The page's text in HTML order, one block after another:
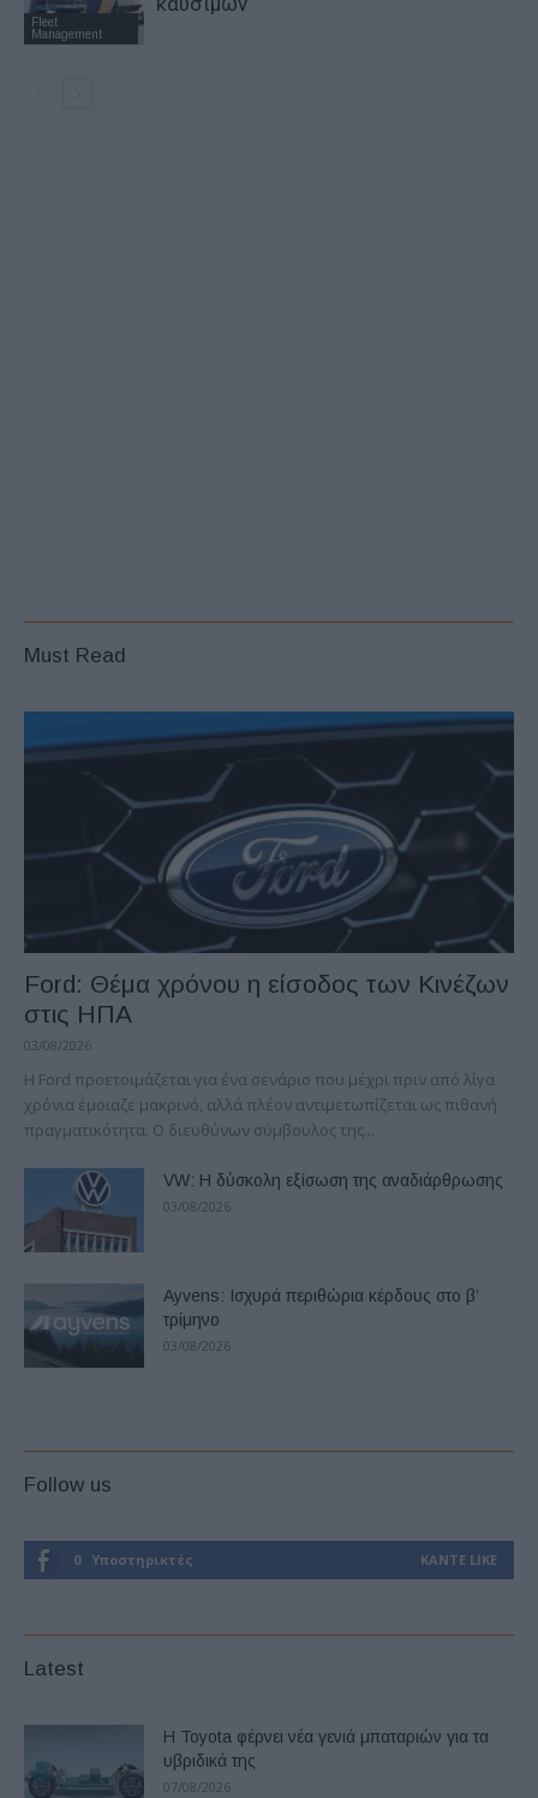
Fleet
Management
Must Read
Ford: Θέμα χρόνου η είσοδος των Κινέζων
στις ΗΠΑ
03/08/2026
Η Ford προετοιμάζεται για ένα σενάριο που μέχρι πριν από λίγα
χρόνια έμοιαζε μακρινό, αλλά πλέον αντιμετωπίζεται ως πιθανή
πραγματικότητα. Ο διευθύνων σύμβουλος της...
VW: Η δύσκολη εξίσωση της αναδιάρθρωσης
03/08/2026
Ayvens: Iσχυρά περιθώρια κέρδους στο β’
τρίμηνο
03/08/2026
Follow us
0 Υποστηρικτές ΚΆΝΤΕ LIKE
Latest
Η Toyota φέρνει νέα γενιά μπαταριών για τα
υβριδικά της
07/08/2026